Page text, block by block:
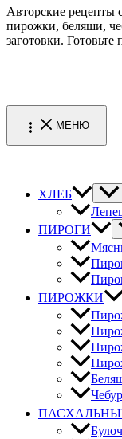
Авторские рецепты
пирожки, беляши,
заготовки. Готовьте
МЕНЮ
ХЛЕБ
ПИРОГИ
ПИРОЖКИ